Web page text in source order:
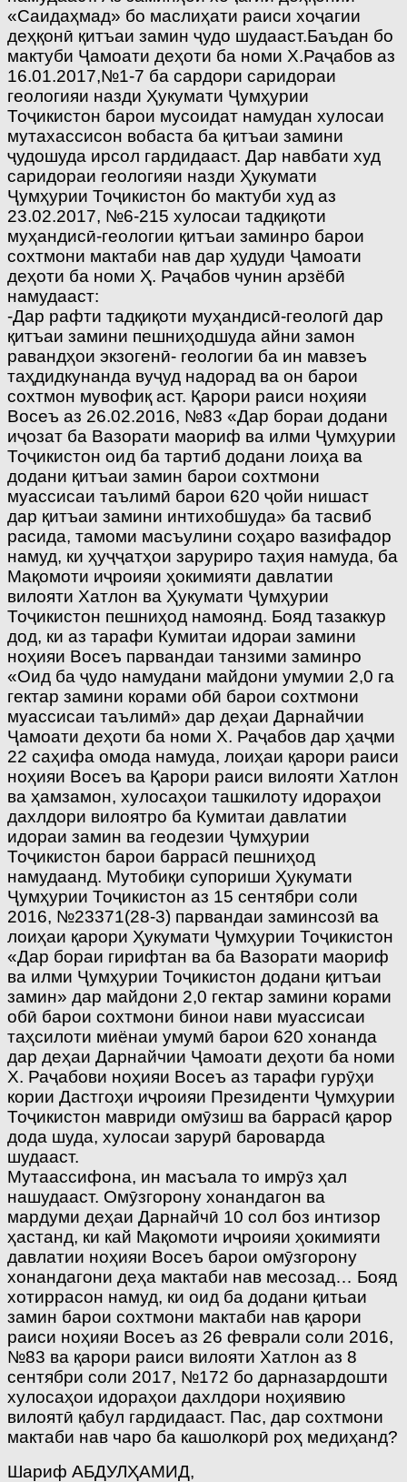
«Саидаҳмад» бо маслиҳати раиси хоҷагии
деҳқонӣ қитъаи замин ҷудо шудааст.Баъдан бо
мактуби Ҷамоати деҳоти ба номи Х.Раҷабов аз
16.01.2017,№1-7 ба сардори саридораи
геологияи назди Ҳукумати Ҷумҳурии
Тоҷикистон барои мусоидат намудан хулосаи
мутахассисон вобаста ба қитъаи замини
ҷудошуда ирсол гардидааст. Дар навбати худ
саридораи геологияи назди Ҳукумати
Ҷумҳурии Тоҷикистон бо мактуби худ аз
23.02.2017, №6-215 хулосаи тадқиқоти
муҳандисӣ-геологии қитъаи заминро барои
сохтмони мактаби нав дар ҳудуди Ҷамоати
деҳоти ба номи Ҳ. Раҷабов чунин арзёбӣ
намудааст:
-Дар рафти тадқиқоти муҳандисӣ-геологӣ дар
қитъаи замини пешниҳодшуда айни замон
равандҳои экзогенӣ- геологии ба ин мавзеъ
таҳдидкунанда вуҷуд надорад ва он барои
сохтмон мувофиқ аст. Қарори раиси ноҳияи
Восеъ аз 26.02.2016, №83 «Дар бораи додани
иҷозат ба Вазорати маориф ва илми Ҷумҳурии
Тоҷикистон оид ба тартиб додани лоиҳа ва
додани қитъаи замин барои сохтмони
муассисаи таълимӣ барои 620 ҷойи нишаст
дар қитъаи замини интихобшуда» ба тасвиб
расида, тамоми масъулини соҳаро вазифадор
намуд, ки ҳуҷҷатҳои заруриро таҳия намуда, ба
Мақомоти иҷроияи ҳокимияти давлатии
вилояти Хатлон ва Ҳукумати Ҷумҳурии
Тоҷикистон пешниҳод намоянд. Бояд тазаккур
дод, ки аз тарафи Кумитаи идораи замини
ноҳияи Восеъ парвандаи танзими заминро
«Оид ба ҷудо намудани майдони умумии 2,0 га
гектар замини корами обӣ барои сохтмони
муассисаи таълимӣ» дар деҳаи Дарнайчии
Ҷамоати деҳоти ба номи Х. Раҷабов дар ҳаҷми
22 саҳифа омода намуда, лоиҳаи қарори раиси
ноҳияи Восеъ ва Қарори раиси вилояти Хатлон
ва ҳамзамон, хулосаҳои ташкилоту идораҳои
дахлдори вилоятро ба Кумитаи давлатии
идораи замин ва геодезии Ҷумҳурии
Тоҷикистон барои баррасӣ пешниҳод
намудаанд. Мутобиқи супориши Ҳукумати
Ҷумҳурии Тоҷикистон аз 15 сентябри соли
2016, №23371(28-3) парвандаи заминсозӣ ва
лоиҳаи қарори Ҳукумати Ҷумҳурии Тоҷикистон
«Дар бораи гирифтан ва ба Вазорати маориф
ва илми Ҷумҳурии Тоҷикистон додани қитъаи
замин» дар майдони 2,0 гектар замини корами
обӣ барои сохтмони бинои нави муассисаи
таҳсилоти миёнаи умумӣ барои 620 хонанда
дар деҳаи Дарнайчии Ҷамоати деҳоти ба номи
Х. Раҷабови ноҳияи Восеъ аз тарафи гурӯҳи
кории Дастгоҳи иҷроияи Президенти Ҷумҳурии
Тоҷикистон мавриди омӯзиш ва баррасӣ қарор
дода шуда, хулосаи зарурӣ бароварда
шудааст.
Мутаассифона, ин масъала то имрӯз ҳал
нашудааст. Омӯзгорону хонандагон ва
мардуми деҳаи Дарнайчӣ 10 сол боз интизор
ҳастанд, ки кай Мақомоти иҷроияи ҳокимияти
давлатии ноҳияи Восеъ барои омӯзгорону
хонандагони деҳа мактаби нав месозад… Бояд
хотиррасон намуд, ки оид ба додани қитьаи
замин барои сохтмони мактаби нав қарори
раиси ноҳияи Восеъ аз 26 феврали соли 2016,
№83 ва қарори раиси вилояти Хатлон аз 8
сентябри соли 2017, №172 бо дарназардошти
хулосаҳои идораҳои дахлдори ноҳиявию
вилоятӣ қабул гардидааст. Пас, дар сохтмони
мактаби нав чаро ба кашолкорӣ роҳ медиҳанд?
Шариф АБДУЛҲАМИД,